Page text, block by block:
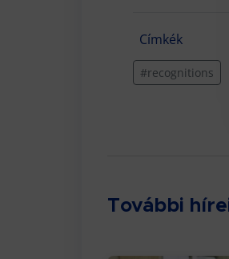
Címkék
#recognitions
További